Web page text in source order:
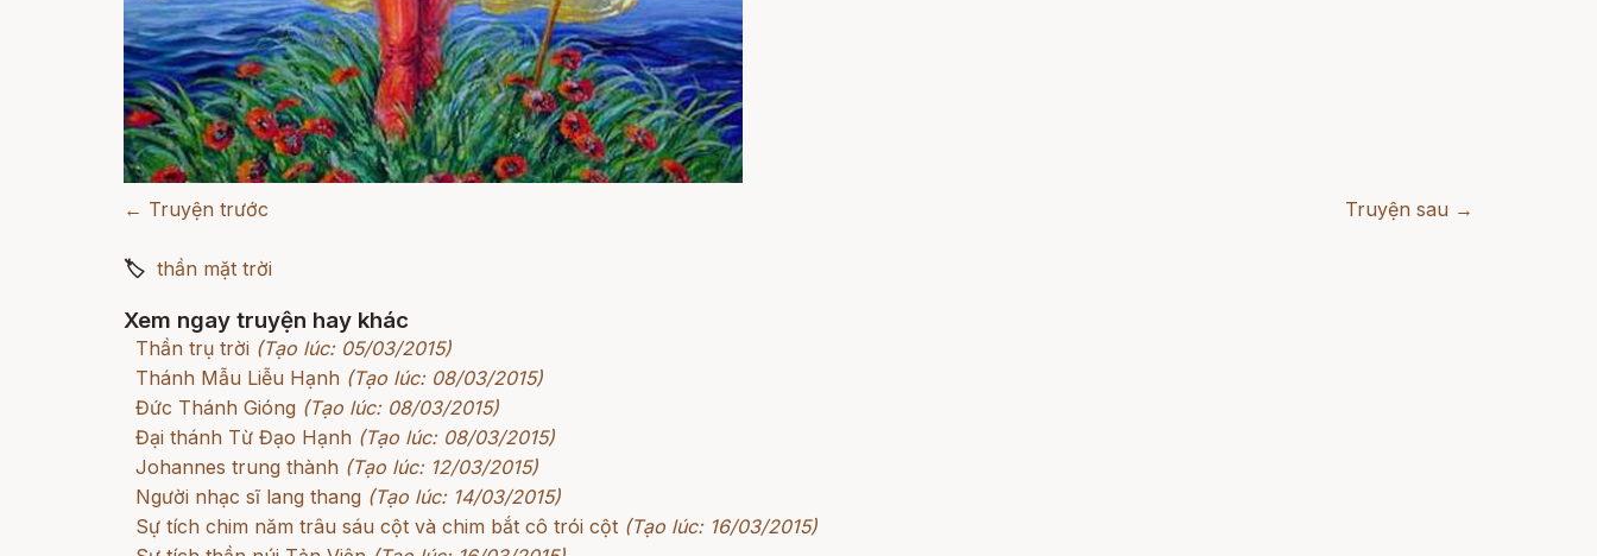
← Truyện trước Truyện sau →
🏷 thần mặt trời
Xem ngay truyện hay khác
Thần trụ trời (Tạo lúc: 05/03/2015)
Thánh Mẫu Liễu Hạnh (Tạo lúc: 08/03/2015)
Đức Thánh Gióng (Tạo lúc: 08/03/2015)
Đại thánh Từ Đạo Hạnh (Tạo lúc: 08/03/2015)
Johannes trung thành (Tạo lúc: 12/03/2015)
Người nhạc sĩ lang thang (Tạo lúc: 14/03/2015)
Sự tích chim năm trâu sáu cột và chim bắt cô trói cột (Tạo lúc: 16/03/2015)